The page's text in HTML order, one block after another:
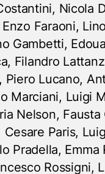
Nicola
Faraoni,
Gambetti,
Filandro
Piero Lucano,
Marciani, Luigi
Nelson,
Paris,
Pradella,
Rossigni,